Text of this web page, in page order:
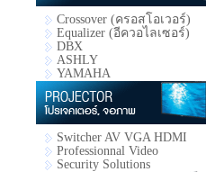
Crossover (ครอสโอเวอร์)
Equalizer (อีควอไลเซอร์)
DBX
ASHLY
YAMAHA
Switcher AV VGA HDMI
Professionnal Video
Security Solutions